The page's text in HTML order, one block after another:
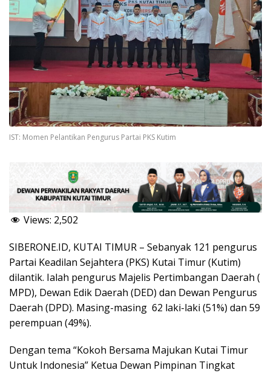
IST: Momen Pelantikan Pengurus Partai PKS Kutim
Views: 2,502
SIBERONE.ID, KUTAI TIMUR – Sebanyak 121 pengurus
Partai Keadilan Sejahtera (PKS) Kutai Timur (Kutim)
dilantik. Ialah pengurus Majelis Pertimbangan Daerah (
MPD), Dewan Edik Daerah (DED) dan Dewan Pengurus
Daerah (DPD). Masing-masing 62 laki-laki (51%) dan 59
perempuan (49%).
Dengan tema “Kokoh Bersama Majukan Kutai Timur
Untuk Indonesia” Ketua Dewan Pimpinan Tingkat